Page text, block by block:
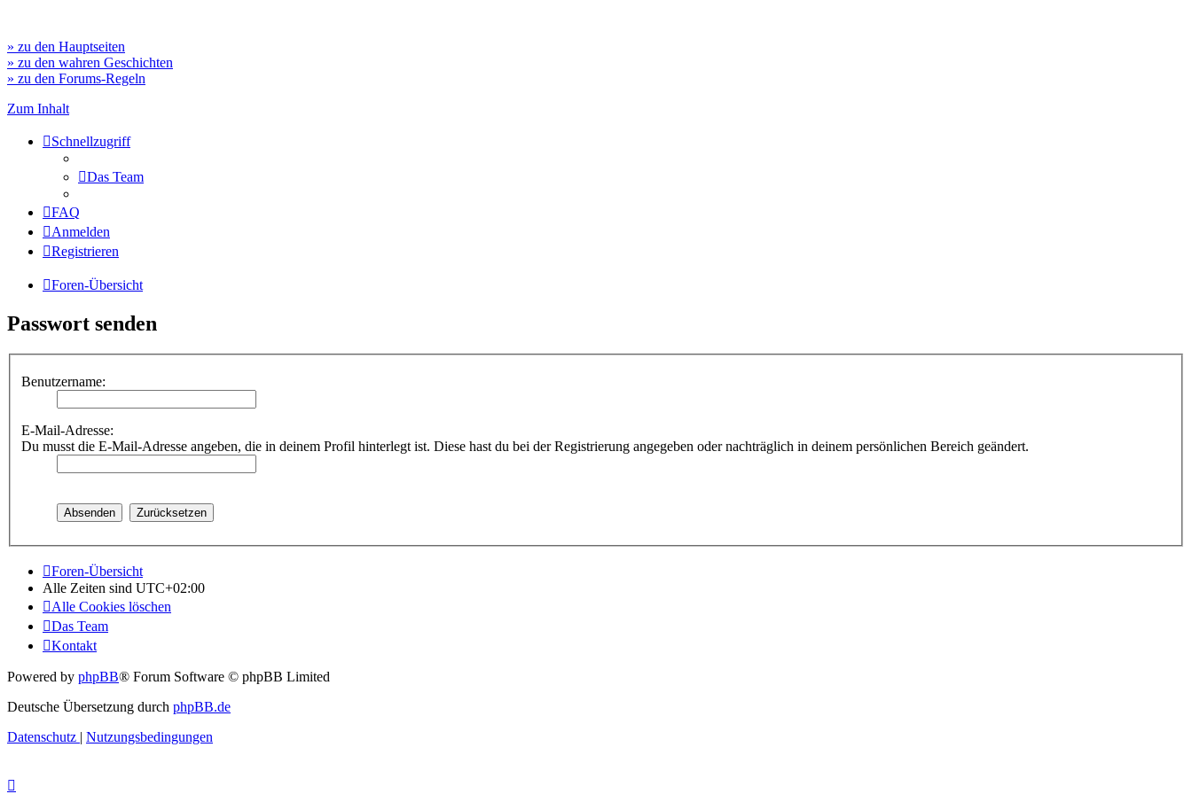
» zu den Hauptseiten
» zu den wahren Geschichten
» zu den Forums-Regeln
Zum Inhalt
Schnellzugriff
Das Team
FAQ
Anmelden
Registrieren
Foren-Übersicht
Passwort senden
Benutzername:
E-Mail-Adresse:
Du musst die E-Mail-Adresse angeben, die in deinem Profil hinterlegt ist. Diese hast du bei der Registrierung angegeben oder nachträglich in deinem persönlichen Bereich geändert.
Foren-Übersicht
Alle Zeiten sind UTC+02:00
Alle Cookies löschen
Das Team
Kontakt
Powered by phpBB® Forum Software © phpBB Limited
Deutsche Übersetzung durch phpBB.de
Datenschutz | Nutzungsbedingungen